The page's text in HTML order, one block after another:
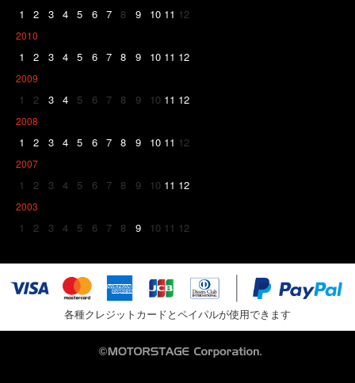
1 2 3 4 5 6 7 8 9 10 11 12
2010
1 2 3 4 5 6 7 8 9 10 11 12
2009
1 2 3 4 5 6 7 8 9 10 11 12
2008
1 2 3 4 5 6 7 8 9 10 11 12
2007
1 2 3 4 5 6 7 8 9 10 11 12
2003
1 2 3 4 5 6 7 8 9 10 11 12
各種クレジットカードとペイパルが使用できます